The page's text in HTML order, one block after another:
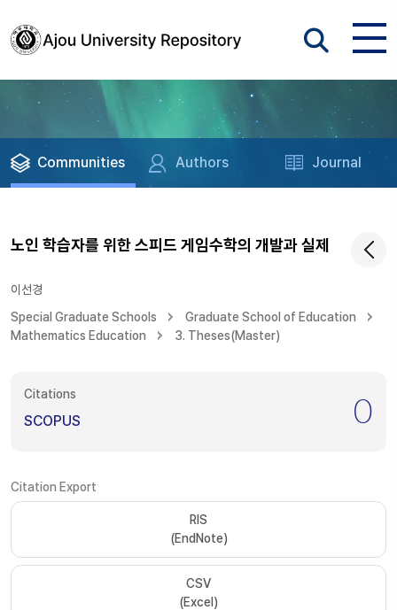
Communities Authors Journal
노인 학습자를 위한 스피드 게임수학의 개발과 실제
이선경
Special Graduate Schools
Graduate School of Education
Mathematics Education
3. Theses(Master)
Citations
SCOPUS 0
Citation Export
RIS
(EndNote)
CSV
(Excel)